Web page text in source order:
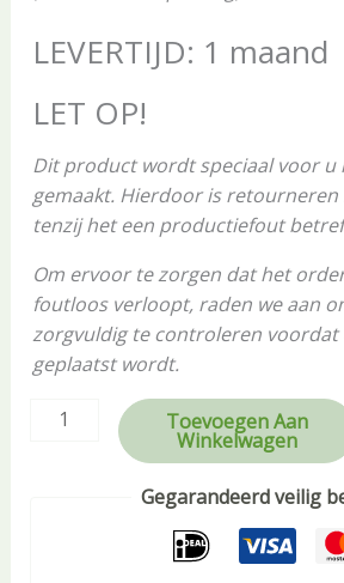
LEVERTIJD: 1 maand
LET OP!
Dit product wordt speciaal voor u
gemaakt. Hierdoor is retourneren
tenzij het een productiefout
Om ervoor te zorgen dat het
foutloos verloopt, raden we aan
zorgvuldig te controleren voordat
geplaatst wordt.
Toevoegen Aan
Winkelwagen
Gegarandeerd veilig